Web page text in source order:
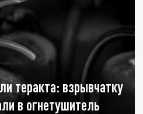
теракта: взрывчатку
в огнетушитель